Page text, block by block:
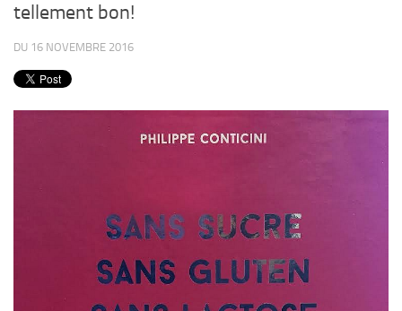
tellement bon!
DU 16 NOVEMBRE 2016